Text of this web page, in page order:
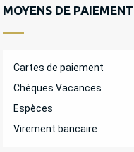
MOYENS DE PAIEMENT
Cartes de paiement
Chèques Vacances
Espèces
Virement bancaire